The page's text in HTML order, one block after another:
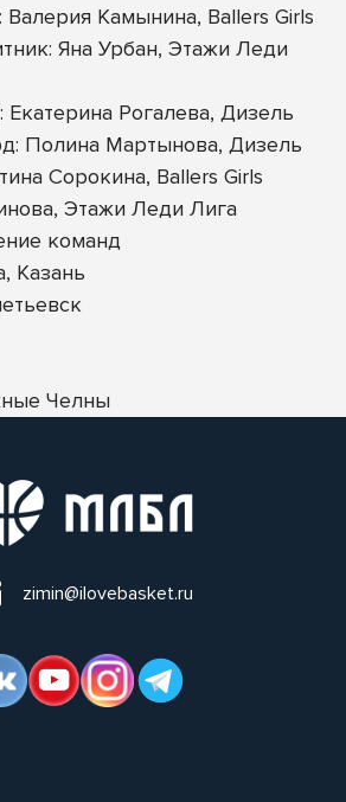
Камынина, Ballers Girls
Яна Урбан, Этажи Леди
Рогалева, Дизель
Полина Мартынова, Дизель
Сорокина, Ballers Girls
Этажи Леди Лига
команд
Казань
Челны
zimin@ilovebasket.ru